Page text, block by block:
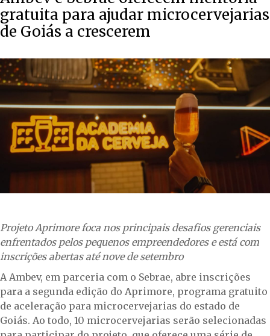
gratuita para ajudar microcervejarias
de Goiás a crescerem
Projeto Aprimore foca nos principais desafios gerenciais
enfrentados pelos pequenos empreendedores e está com
inscrições abertas até nove de setembro
A Ambev, em parceria com o Sebrae, abre inscrições
para a segunda edição do Aprimore, programa gratuito
de aceleração para microcervejarias do estado de
Goiás. Ao todo, 10 microcervejarias serão selecionadas